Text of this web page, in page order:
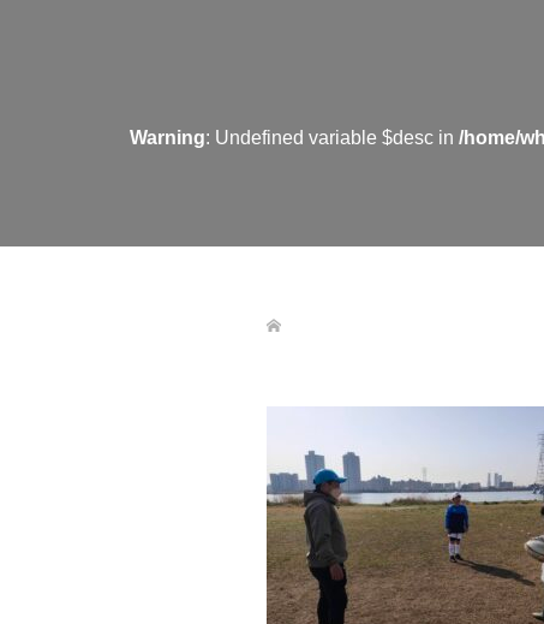
Warning: Undefined variable $desc in /home/